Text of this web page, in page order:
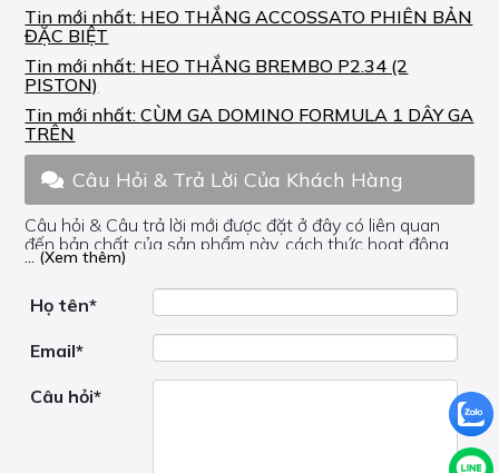
Tin mới nhất: HEO THẮNG ACCOSSATO PHIÊN BẢN
ĐẶC BIỆT
Tin mới nhất: HEO THẮNG BREMBO P2.34 (2
PISTON)
Tin mới nhất:CÙM GA DOMINO FORMULA 1 DÂY GA
TRÊN
Câu Hỏi & Trả Lời Của Khách Hàng
Câu hỏi & Câu trả lời mới được đặt ở đây có liên quan
đến bản chất của sản phẩm này, cách thức hoạt động,
nơi hoạt động, liệu nó có hữu ích không, v.v.
câu hỏi của bạn ở đây mà bên trong trang đó.
... (Xem thêm)
Họ tên*
Email*
Câu hỏi*